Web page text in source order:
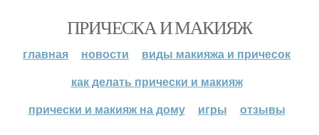
ПРИЧЕСКА И МАКИЯЖ
главная новости
виды макияжа и причесок
как делать прически и макияж
прически и макияж на дому
игры отзывы